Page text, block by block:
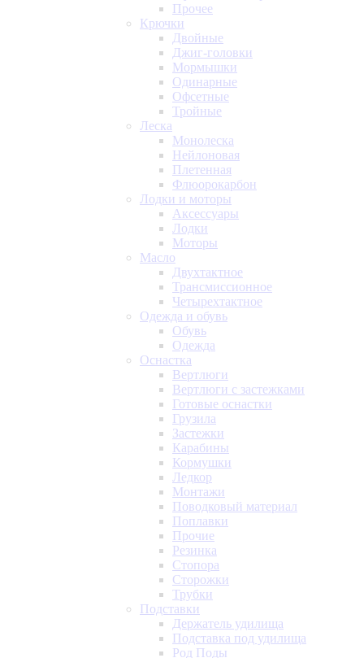
Прочее
Крючки
Двойные
Джиг-головки
Мормышки
Одинарные
Офсетные
Тройные
Леска
Монолеска
Нейлоновая
Плетенная
Флюорокарбон
Лодки и моторы
Аксессуары
Лодки
Моторы
Масло
Двухтактное
Трансмиссионное
Четырехтактное
Одежда и обувь
Обувь
Одежда
Оснастка
Вертлюги
Вертлюги с застежками
Готовые оснастки
Грузила
Застежки
Карабины
Кормушки
Ледкор
Монтажи
Поводковый материал
Поплавки
Прочие
Резинка
Стопора
Сторожки
Трубки
Подставки
Держатель удилища
Подставка под удилища
Род Поды